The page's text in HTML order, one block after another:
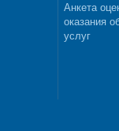
Анкета
оказания
услуг